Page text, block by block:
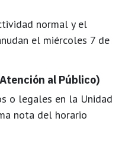
normal y el
el miércoles 7 de
al Público)
o legales en la Unidad
nota del horario